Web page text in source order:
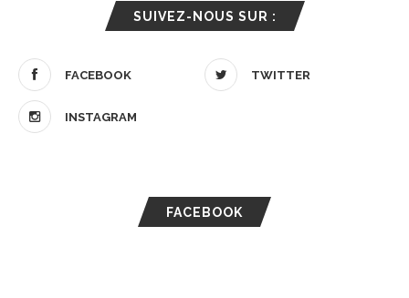
SUIVEZ-NOUS SUR :
FACEBOOK TWITTER
INSTAGRAM
FACEBOOK